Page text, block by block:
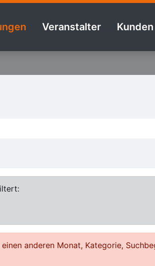
Veranstalter Kunden
anderen Monat, Kategorie,